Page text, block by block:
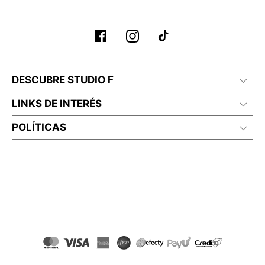
DESCUBRE STUDIO F
LINKS DE INTERÉS
POLÍTICAS